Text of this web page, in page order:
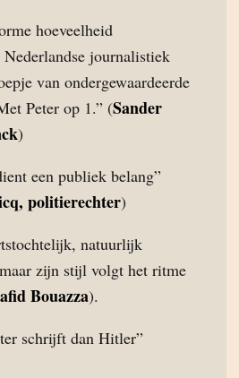
hoeveelheid
journalistiek
van ondergewaardeerde
Peter op 1.” (Sander
)
een publiek belang”
politierechter)
natuurlijk
zijn stijl volgt het ritme
Bouazza).
schrijft dan Hitler”